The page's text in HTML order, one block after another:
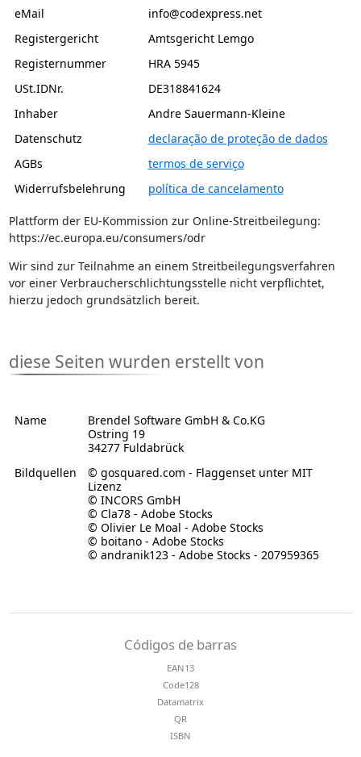
eMail
info@codexpress.net
Registergericht
Amtsgericht Lemgo
Registernummer
HRA 5945
USt.IDNr.
DE318841624
Inhaber
Andre Sauermann-Kleine
Datenschutz
declaração de proteção de dados
AGBs
termos de serviço
Widerrufsbelehrung
política de cancelamento
Plattform der EU-Kommission zur Online-Streitbeilegung:
https://ec.europa.eu/consumers/odr
Wir sind zur Teilnahme an einem Streitbeilegungsverfahren
vor einer Verbraucherschlichtungsstelle nicht verpflichtet,
hierzu jedoch grundsätzlich bereit.
diese Seiten wurden erstellt von
Name
Brendel Software GmbH & Co.KG
Ostring 19
34277 Fuldabrück
Bildquellen
© gosquared.com - Flaggenset unter MIT
Lizenz
© INCORS GmbH
© Cla78 - Adobe Stocks
© Olivier Le Moal - Adobe Stocks
© boitano - Adobe Stocks
© andranik123 - Adobe Stocks - 207959365
Códigos de barras
EAN13
Code128
Datamatrix
QR
ISBN